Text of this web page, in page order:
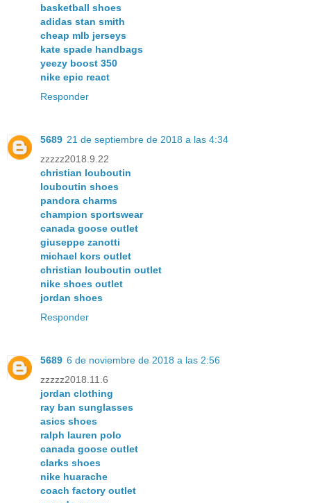
basketball shoes
adidas stan smith
cheap mlb jerseys
kate spade handbags
yeezy boost 350
nike epic react
Responder
5689 21 de septiembre de 2018 a las 4:34
zzzzz2018.9.22
christian louboutin
louboutin shoes
pandora charms
champion sportswear
canada goose outlet
giuseppe zanotti
michael kors outlet
christian louboutin outlet
nike shoes outlet
jordan shoes
Responder
5689 6 de noviembre de 2018 a las 2:56
zzzzz2018.11.6
jordan clothing
ray ban sunglasses
asics shoes
ralph lauren polo
canada goose outlet
clarks shoes
nike huarache
coach factory outlet